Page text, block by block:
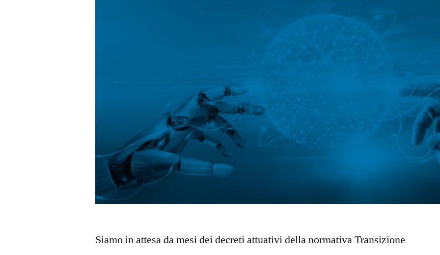
Siamo in attesa da mesi dei decreti attuativi della normativa Transizione